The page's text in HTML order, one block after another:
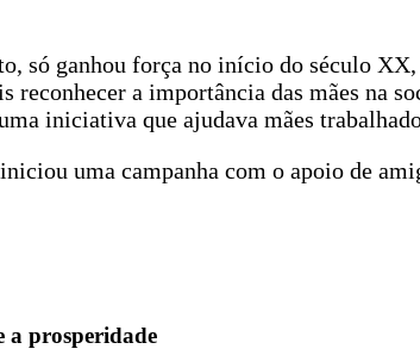
só ganhou força no início do século
a importância das mães na
iniciativa que ajudava mães
uma campanha com o apoio de
a prosperidade